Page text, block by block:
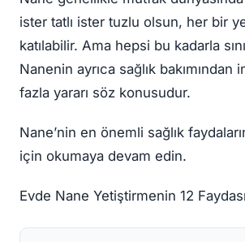
ister tatlı ister tuzlu olsun, her bir
katılabilir. Ama hepsi bu kadarla
Nanenin ayrıca sağlık bakımından
fazla yararı söz konusudur.
Nane’nin en önemli sağlık
için okumaya devam edin.
Evde Nane Yetiştirmenin 12 Faydası